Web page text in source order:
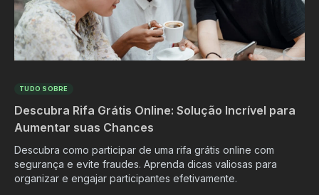
TUDO SOBRE
Descubra Rifa Grátis Online: Solução Incrível para
Aumentar suas Chances
Descubra como participar de uma rifa grátis online com
segurança e evite fraudes. Aprenda dicas valiosas para
organizar e engajar participantes efetivamente.